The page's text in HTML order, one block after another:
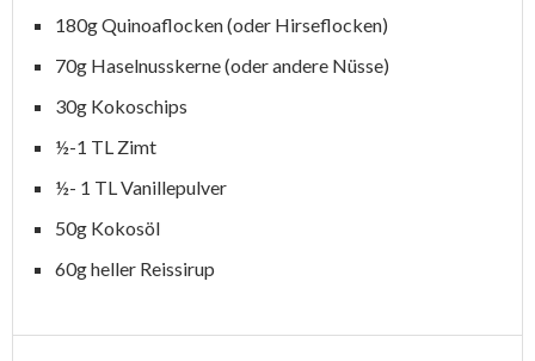
180g Quinoaflocken (oder Hirseflocken)
70g Haselnusskerne (oder andere Nüsse)
30g Kokoschips
½-1 TL Zimt
½- 1 TL Vanillepulver
50g Kokosöl
60g heller Reissirup